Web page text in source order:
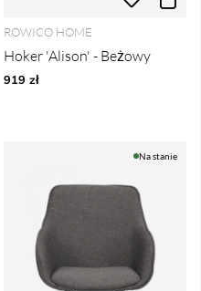
ROWICO HOME
Hoker 'Alison' - Beżowy
919 zł
Na stanie